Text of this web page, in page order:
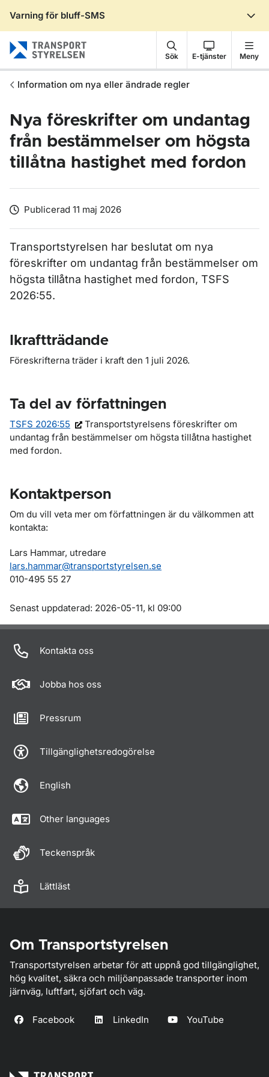
Varning för bluff-SMS
Sök E-tjänster Meny
Information om nya eller ändrade regler
Nya föreskrifter om undantag
från bestämmelser om högsta
tillåtna hastighet med fordon
Publicerad 11 maj 2026
Transportstyrelsen har beslutat om nya
föreskrifter om undantag från bestämmelser om
högsta tillåtna hastighet med fordon, TSFS
2026:55.
Ikraftträdande
Föreskrifterna träder i kraft den 1 juli 2026.
Ta del av författningen
TSFS 2026:55
Transportstyrelsens föreskrifter om
undantag från bestämmelser om högsta tillåtna hastighet
med fordon.
Kontaktperson
Om du vill veta mer om författningen är du välkommen att
kontakta:
Lars Hammar, utredare
lars.hammar@transportstyrelsen.se
010-495 55 27
Om sidan
Senast uppdaterad: 2026-05-11, kl 09:00
Kontakta oss
Jobba hos oss
Pressrum
Tillgänglighetsredogörelse
English
Other languages
Teckenspråk
Lättläst
Om Transportstyrelsen
Transportstyrelsen arbetar för att uppnå god tillgänglighet,
hög kvalitet, säkra och miljöanpassade transporter inom
järnväg, luftfart, sjöfart och väg.
Facebook LinkedIn YouTube